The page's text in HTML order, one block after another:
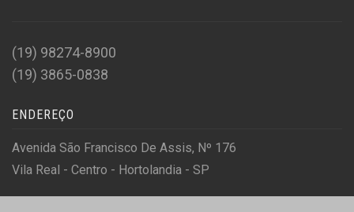
(19) 98274-8900
(19) 3865-0838
ENDEREÇO
Avenida São Francisco De Assis, Nº 176
Vila Real - Centro - Hortolandia - SP